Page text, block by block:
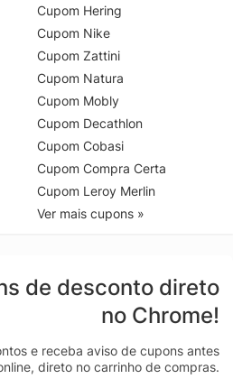
Cupom Hering
Cupom Nike
Cupom Zattini
Cupom Natura
Cupom Mobly
Cupom Decathlon
Cupom Cobasi
Cupom Compra Certa
Cupom Leroy Merlin
Ver mais cupons »
de desconto direto
no Chrome!
e receba aviso de cupons antes
direto no carrinho de compras.